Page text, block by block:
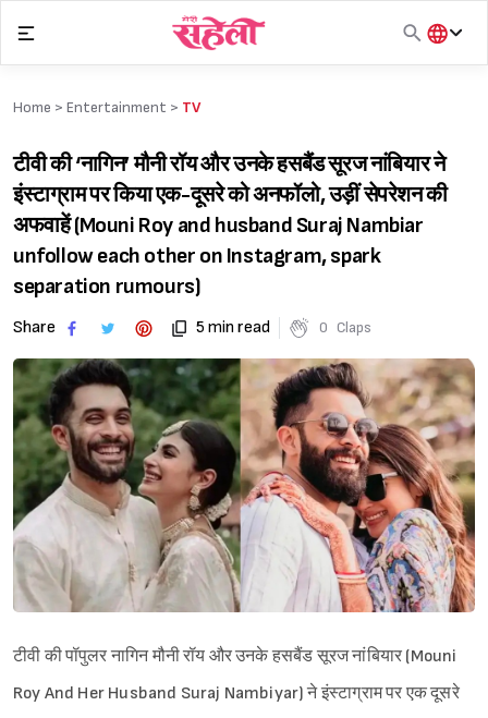
content
हिंदी
Home > Entertainment > TV
टीवी की ‘नागिन’ मौनी रॉय और उनके हसबैंड सूरज नांबियार ने
इंस्टाग्राम पर किया एक-दूसरे को अनफॉलो, उड़ीं सेपरेशन की
अफवाहें (Mouni Roy and husband Suraj Nambiar
unfollow each other on Instagram, spark
separation rumours)
Share 5 min read 0 Claps
टीवी की पॉपुलर नागिन मौनी रॉय और उनके हसबैंड सूरज नांबियार (Mouni
Roy And Her Husband Suraj Nambiyar) ने इंस्टाग्राम पर एक दूसरे